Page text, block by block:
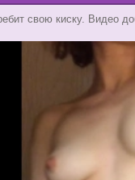
свою киску. Видео